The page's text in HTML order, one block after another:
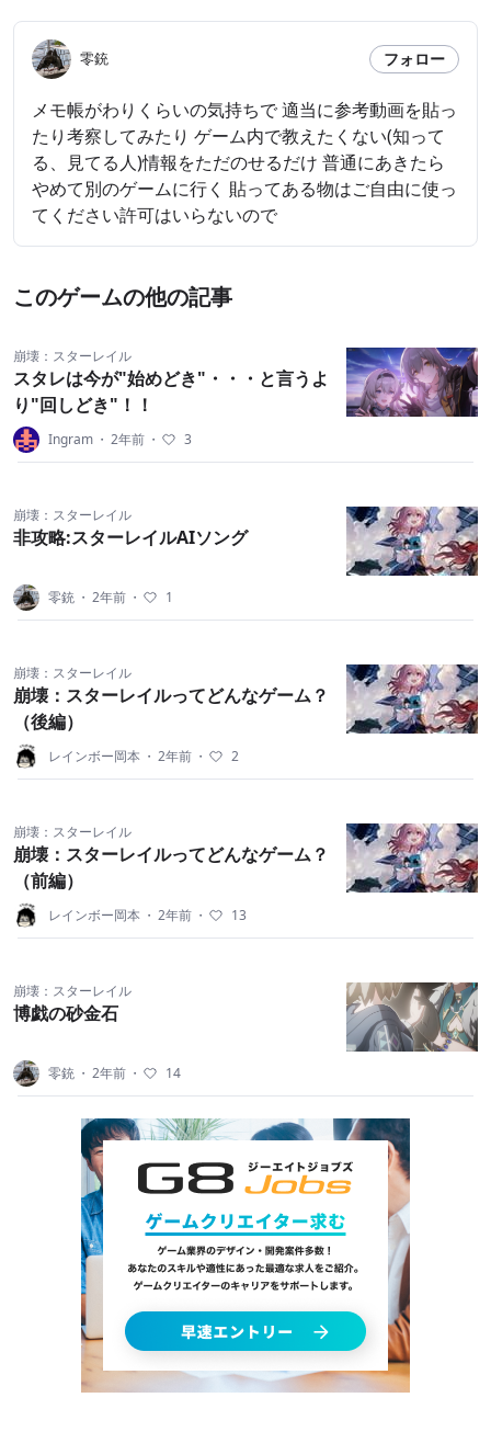
零銃 フォロー
メモ帳がわりくらいの気持ちで 適当に参考動画を貼っ
たり考察してみたり ゲーム内で教えたくない(知って
る、見てる人)情報をただのせるだけ 普通にあきたら
やめて別のゲームに行く 貼ってある物はご自由に使っ
てください許可はいらないので
このゲームの他の記事
崩壊：スターレイル
スタレは今が"始めどき"・・・と言うよ
り"回しどき"！！
Ingram ・ 2年前 ・ 3
崩壊：スターレイル
非攻略:スターレイルAIソング
零銃 ・ 2年前 ・ 1
崩壊：スターレイル
崩壊：スターレイルってどんなゲーム？
（後編）
レインボー岡本 ・ 2年前 ・ 2
崩壊：スターレイル
崩壊：スターレイルってどんなゲーム？
（前編）
レインボー岡本 ・ 2年前 ・ 13
崩壊：スターレイル
博戯の砂金石
零銃 ・ 2年前 ・ 14